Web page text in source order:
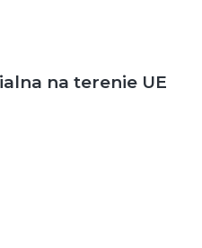
na terenie UE